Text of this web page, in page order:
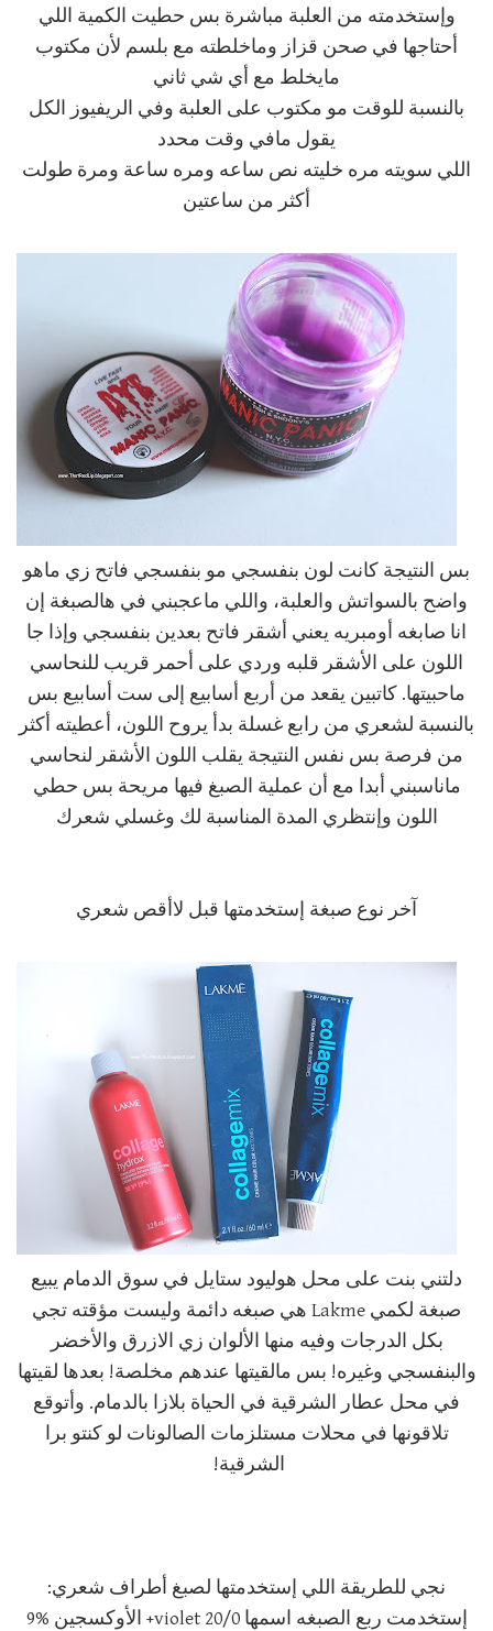
وإستخدمته من العلبة مباشرة بس حطيت الكمية اللي
أحتاجها في صحن قزاز وماخلطته مع بلسم لأن مكتوب
مايخلط مع أي شي ثاني
بالنسبة للوقت مو مكتوب على العلبة وفي الريفيوز الكل
يقول مافي وقت محدد
اللي سويته مره خليته نص ساعه ومره ساعة ومرة طولت
أكثر من ساعتين
بس النتيجة كانت لون بنفسجي مو بنفسجي فاتح زي ماهو
واضح بالسواتش والعلبة، واللي ماعجبني في هالصبغة إن
انا صابغه أومبريه يعني أشقر فاتح بعدين بنفسجي وإذا جا
اللون على الأشقر قلبه وردي على أحمر قريب للنحاسي
ماحبيتها. كاتبين يقعد من أربع أسابيع إلى ست أسابيع بس
بالنسبة لشعري من رابع غسلة بدأ يروح اللون، أعطيته أكثر
من فرصة بس نفس النتيجة يقلب اللون الأشقر لنحاسي
ماناسبني أبدا مع أن عملية الصبغ فيها مريحة بس حطي
اللون وإنتظري المدة المناسبة لك وغسلي شعرك
آخر نوع صبغة إستخدمتها قبل لاأقص شعري
دلتني بنت على محل هوليود ستايل في سوق الدمام يبيع
صبغة لكمي Lakme هي صبغه دائمة وليست مؤقته تجي
بكل الدرجات وفيه منها الألوان زي الازرق والأخضر
والبنفسجي وغيره! بس مالقيتها عندهم مخلصة! بعدها لقيتها
في محل عطار الشرقية في الحياة بلازا بالدمام. وأتوقع
تلاقونها في محلات مستلزمات الصالونات لو كنتو برا
الشرقية!
نجي للطريقة اللي إستخدمتها لصبغ أطراف شعري:
إستخدمت ربع الصبغه اسمها violet 20/0+ الأوكسجين %9